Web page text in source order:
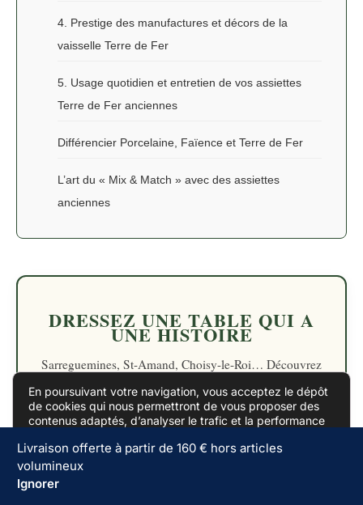
Livraison offerte à partir de 160 € hors articles
volumineux
Ignorer
4. Prestige des manufactures et décors de la
vaisselle Terre de Fer
5. Usage quotidien et entretien de vos assiettes
Terre de Fer anciennes
Différencier Porcelaine, Faïence et Terre de Fer
L’art du « Mix & Match » avec des assiettes
anciennes
DRESSEZ UNE TABLE QUI A
UNE HISTOIRE
Sarreguemines, St-Amand, Choisy-le-Roi… Découvrez
notre sélection de vaisselle en Terre de Fer,
rigoureusement expertisés pour votre usage quotidien.
En poursuivant votre navigation, vous acceptez le dépôt
de cookies qui nous permettront de vous proposer des
contenus adaptés, d’analyser le trafic et la performance
Accepter